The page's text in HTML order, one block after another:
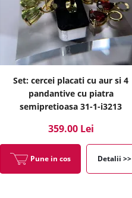
Set: cercei placati cu aur si 4
pandantive cu piatra
semipretioasa 31-1-i3213
359.00 Lei
Pune in cos Detalii >>